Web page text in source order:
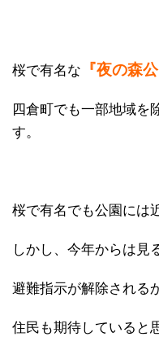
桜で有名な 『夜の森公
四倉町でも一部地域を
す。
桜で有名でも公園には
しかし、今年からは見
避難指示が解除される
住民も期待していると